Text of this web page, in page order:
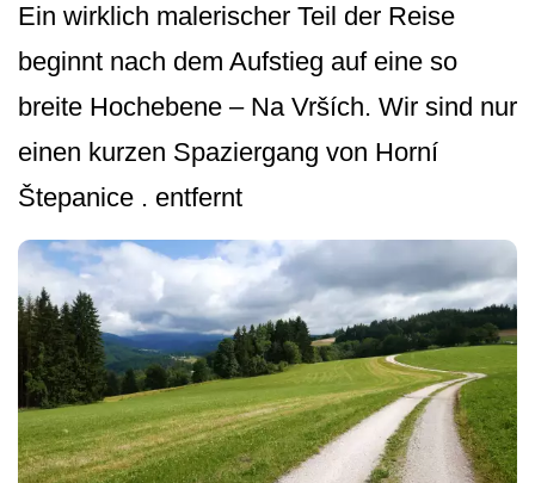
Ein wirklich malerischer Teil der Reise
beginnt nach dem Aufstieg auf eine so
breite Hochebene – Na Vrších. Wir sind nur
einen kurzen Spaziergang von Horní
Štepanice . entfernt